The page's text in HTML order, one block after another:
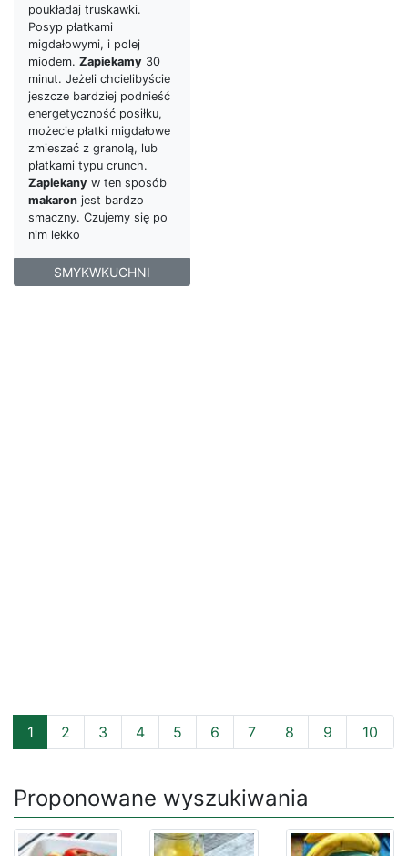
poukładaj truskawki.
Posyp płatkami
migdałowymi, i polej
miodem. Zapiekamy 30
minut. Jeżeli chcielibyście
jeszcze bardziej podnieść
energetyczność posiłku,
możecie płatki migdałowe
zmieszać z granolą, lub
płatkami typu crunch.
Zapiekany w ten sposób
makaron jest bardzo
smaczny. Czujemy się po
nim lekko
SMYKWKUCHNI
1 2 3 4 5 6 7 8 9 10
Proponowane wyszukiwania